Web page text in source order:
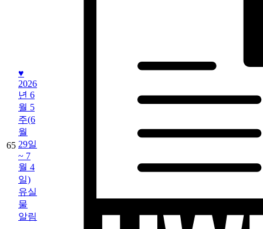
65
♥
2026
년 6
월 5
주(6
월
29일
~ 7
월 4
일)
유실
물
알림